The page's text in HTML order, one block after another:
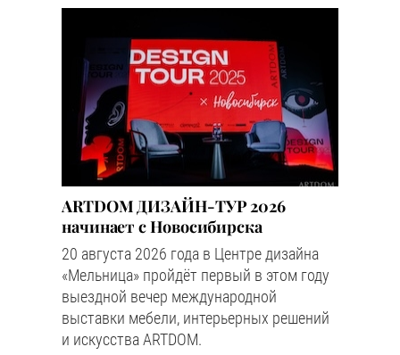
ARTDOM ДИЗАЙН-ТУР 2026
начинает с Новосибирска
20 августа 2026 года в Центре дизайна
«Мельница» пройдёт первый в этом году
выездной вечер международной
выставки мебели, интерьерных решений
и искусства ARTDOM.